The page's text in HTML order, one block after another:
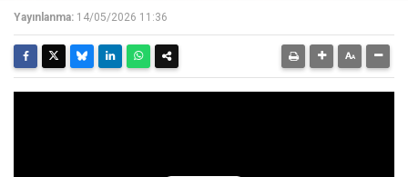
Yayınlanma: 14/05/2026 11:36